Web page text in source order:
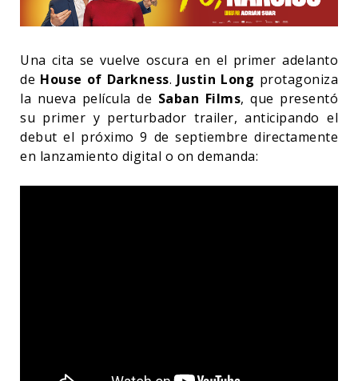
Una cita se vuelve oscura en el primer adelanto
de House of Darkness. Justin Long protagoniza
la nueva película de Saban Films, que presentó
su primer y perturbador trailer, anticipando el
debut el próximo 9 de septiembre directamente
en lanzamiento digital o on demanda: